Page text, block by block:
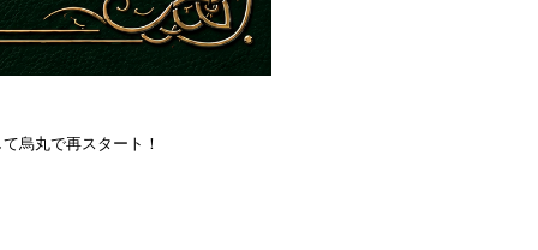
烏丸で再スタート！